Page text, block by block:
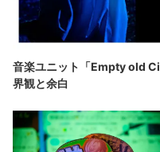
音楽ユニット「Empty old
界観と余白